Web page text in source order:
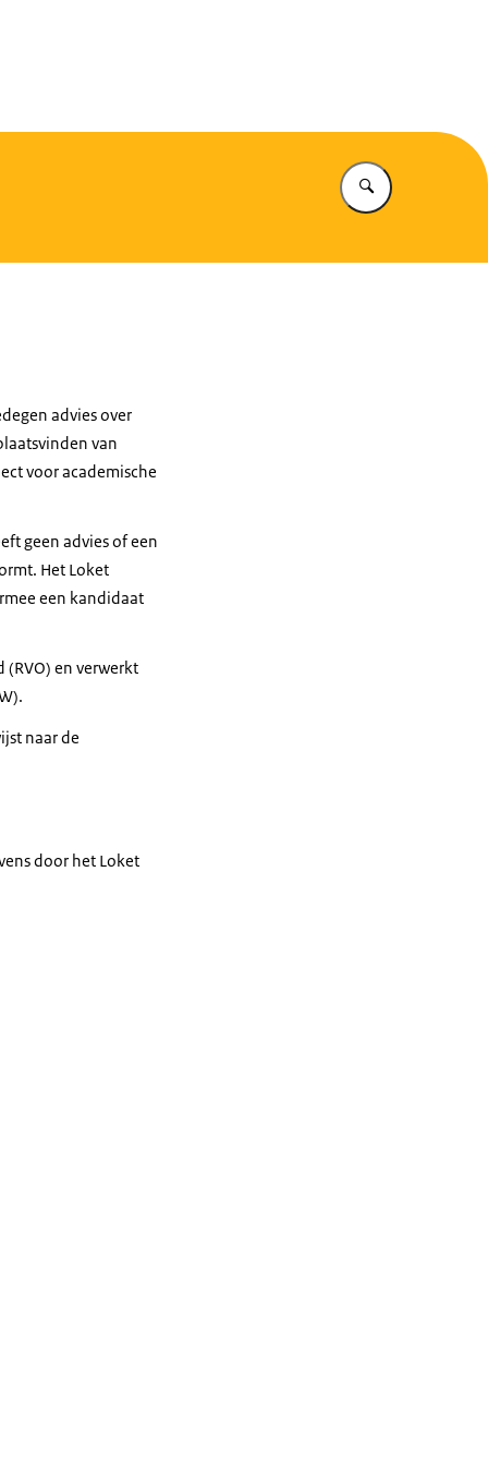
Vul in wat u
advies over
van
voor academische
geen advies of een
Het Loket
een kandidaat
en verwerkt
naar de
door het Loket